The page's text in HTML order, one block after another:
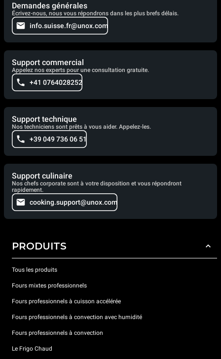
Demandes générales
Écrivez-nous, nous vous répondrons dans les plus brefs délais.
info.suisse.fr@unox.com
Support commercial
Appelez nos experts pour une consultation gratuite.
+41 0764028252
Support technique
Nos techniciens sont prêts à vous aider. Appelez-les.
+39 049 736 06 51
Support culinaire
Nos chefs corporate sont à votre disposition et vous répondront
rapidement.
cooking.support@unox.com
PRODUITS
Tous les produits
Fours mixtes professionnels
Fours professionnels à cuisson accélérée
Fours professionnels à convection avec humidité
Fours professionnels à convection
Le Frigo Chaud